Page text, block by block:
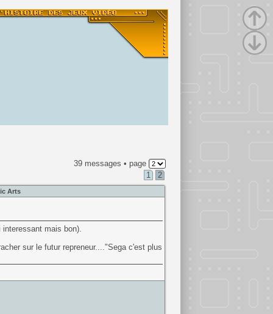
39 messages • page
1
2
Arts
mais bon).
sur le futur repreneur...."Sega c'est plus